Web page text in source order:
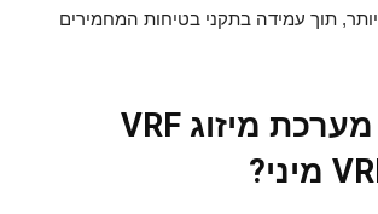
תוך עמידה בתקני בטיחות המחמירים
מיזוג
?